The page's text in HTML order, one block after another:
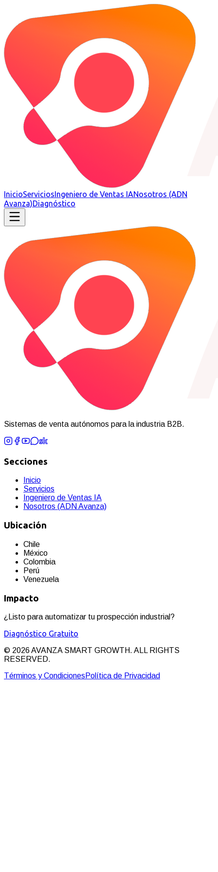
InicioServiciosIngeniero de Ventas IANosotros (ADN
Avanza)Diagnóstico
Sistemas de venta autónomos para la industria B2B.
Secciones
Inicio
Servicios
Ingeniero de Ventas IA
Nosotros (ADN Avanza)
Ubicación
Chile
México
Colombia
Perú
Venezuela
Impacto
¿Listo para automatizar tu prospección industrial?
Diagnóstico Gratuito
© 2026 AVANZA SMART GROWTH. ALL RIGHTS
RESERVED.
Términos y Condiciones Política de Privacidad